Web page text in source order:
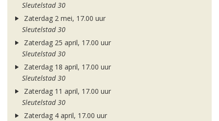
Sleutelstad 30
Zaterdag 2 mei, 17.00 uur
Sleutelstad 30
Zaterdag 25 april, 17.00 uur
Sleutelstad 30
Zaterdag 18 april, 17.00 uur
Sleutelstad 30
Zaterdag 11 april, 17.00 uur
Sleutelstad 30
Zaterdag 4 april, 17.00 uur